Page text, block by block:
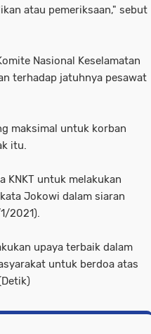
atau pemeriksaan," sebut
Nasional Keselamatan
terhadap jatuhnya pesawat
maksimal untuk korban
itu.
KNKT untuk melakukan
Jokowi dalam siaran
2021).
upaya terbaik dalam
untuk berdoa atas